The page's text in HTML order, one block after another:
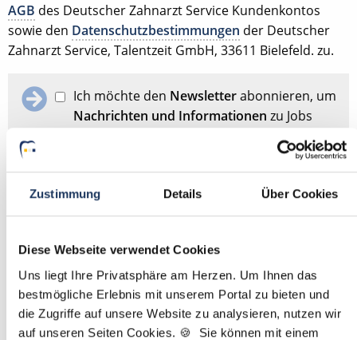
Zustimmung Details Über Cookies
Diese Webseite verwendet Cookies
Uns liegt Ihre Privatsphäre am Herzen. Um Ihnen das
bestmögliche Erlebnis mit unserem Portal zu bieten und
die Zugriffe auf unsere Website zu analysieren, nutzen wir
auf unseren Seiten Cookies. 🍪 Sie können mit einem
AGB des Deutscher Zahnarzt Service Kundenkontos
sowie den Datenschutzbestimmungen der Deutscher
Zahnarzt Service, Talentzeit GmbH, 33611 Bielefeld. zu.
Ich möchte den Newsletterabonnieren, um
Nachrichten und Informationen zu Jobs
und der Karriere in der Zahnarztpraxis zu
Datenschutzerklärunggelesen und bin mit
ihr einverstanden.
Stellenanfrage absenden
Schon Stellenanfrage abgesendet? Dann passen Siehier
Ihre Angaben für die Stellensuche an.